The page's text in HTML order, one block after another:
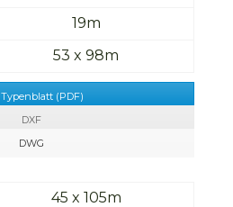
19m
53 x 98m
Typenblatt (PDF)
DXF
DWG
45 x 105m